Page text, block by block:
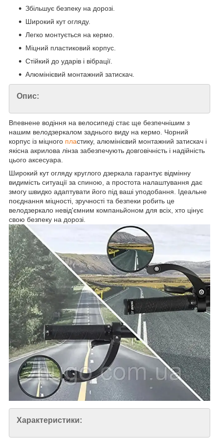
Збільшує безпеку на дорозі.
Широкий кут огляду.
Легко монтується на кермо.
Міцний пластиковий корпус.
Стійкий до ударів і вібрації.
Алюмінієвий монтажний затискач.
Опис:
Впевнене водіння на велосипеді стає ще безпечнішим з
нашим велодзеркалом заднього виду на кермо. Чорний
корпус із міцного пластику, алюмінієвий монтажний затискач і
якісна акрилова лінза забезпечують довговічність і надійність
цього аксесуара.
Широкий кут огляду круглого дзеркала гарантує відмінну
видимість ситуації за спиною, а простота налаштування дає
змогу швидко адаптувати його під ваші уподобання. Ідеальне
поєднання міцності, зручності та безпеки робить це
велодзеркало невід'ємним компаньйоном для всіх, хто цінує
свою безпеку на дорозі.
Характеристики: